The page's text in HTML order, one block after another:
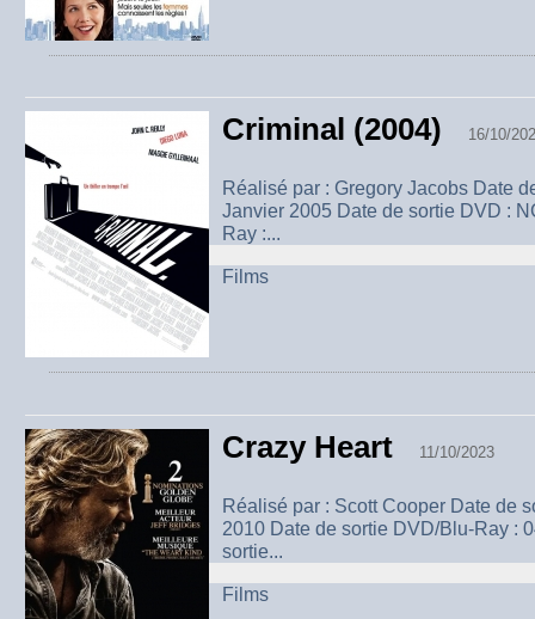
Criminal (2004) 16/10/
Réalisé par : Gregory Jacobs Date
Janvier 2005 Date de sortie DVD :
Ray :...
Films
Crazy Heart 11/10/2023
Réalisé par : Scott Cooper Date de
2010 Date de sortie DVD/Blu-Ray :
sortie...
Films